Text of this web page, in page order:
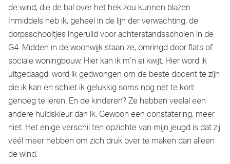
de wind, die de bal over het hek zou kunnen blazen.
Inmiddels heb ik, geheel in de lijn der verwachting, de
dorpsschooltjes ingeruild voor achterstandsscholen in de
G4. Midden in de woonwijk staan ze, omringd door flats of
sociale woningbouw. Hier kan ik m’n ei kwijt. Hier word ik
uitgedaagd, word ik gedwongen om de beste docent te zijn
die ik kan en schiet ik gelukkig soms nog net te kort:
genoeg te leren. En de kinderen? Ze hebben veelal een
andere huidskleur dan ik. Gewoon een constatering, meer
niet. Het enige verschil ten opzichte van mijn jeugd is dat zij
véél meer hebben om zich druk over te maken dan alleen
de wind.